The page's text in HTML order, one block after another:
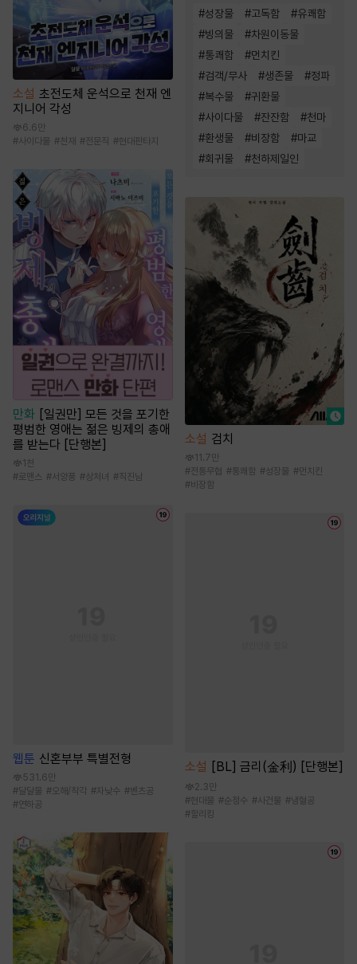
소설 초전도체 운석으로 천재 엔
지니어 각성
6.6만
#사이다물 #천재 #전문직 #현대판타지
만화 [일권만] 모든 것을 포기한
평범한 영애는 젊은 빙제의 총애
를 받는다 [단행본]
1천
#로맨스 #서양풍 #상처녀 #직진남
웹툰 신혼부부 특별전형
531.6만
#달달물 #오해/착각 #자낮수 #벤츠공
#연하공
#성장물 #고독함 #유쾌함
#빙의물 #차원이동물
#통쾌함 #먼치킨
#검객/무사 #생존물 #정파
#복수물 #귀환물
#사이다물 #잔잔함 #천마
#환생물 #비장함 #마교
#회귀물 #천하제일인
소설 검치
11.7만
#전통무협 #통쾌함 #성장물 #먼치킨
#비장함
소설 [BL] 금리(金利) [단행본]
2.3만
#현대물 #순정수 #사건물 #냉혈공
#할리킹